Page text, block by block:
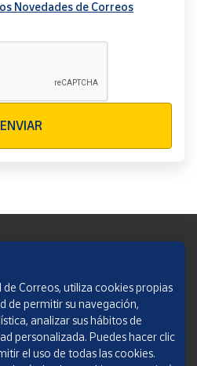
Novedades de Correos
ENVIAR
Correos, utiliza cookies propias
de permitir su navegación,
analizar sus hábitos de
personalizada. Puedes hacer clic
el uso de todas las cookies.